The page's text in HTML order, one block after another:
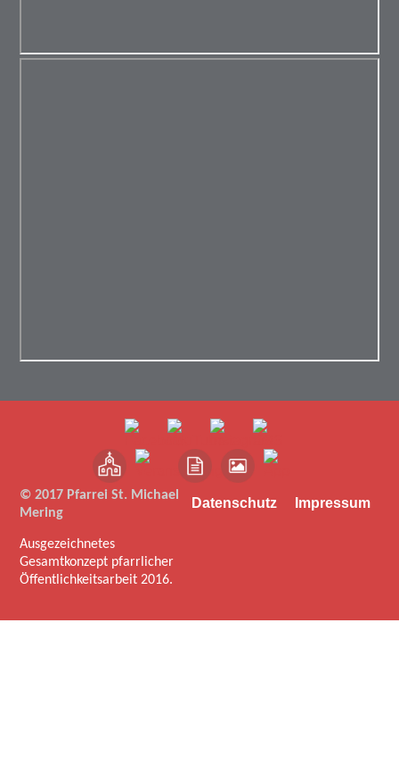
© 2017 Pfarrei St. Michael
Mering
Ausgezeichnetes
Gesamtkonzept pfarrlicher
Öffentlichkeitsarbeit 2016.
Datenschutz Impressum